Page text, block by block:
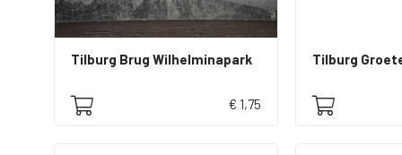
Tilburg Brug Wilhelminapark
€ 1,75
Tilburg